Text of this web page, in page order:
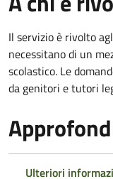
Il servizio è rivolto
necessitano di un
scolastico. Le
da genitori e tutori
Ulteriori